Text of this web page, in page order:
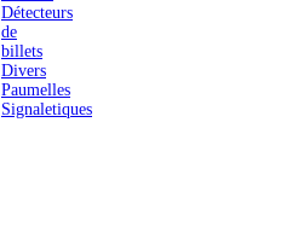
Détecteurs
de
billets
Divers
Paumelles
Signaletiques